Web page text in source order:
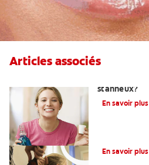
Articles associés
stanneux?
En savoir plus
En savoir plus